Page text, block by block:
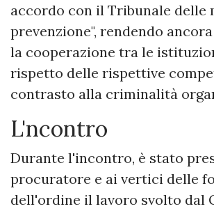
accordo con il Tribunale delle
prevenzione", rendendo
la cooperazione tra le
rispetto delle rispettive
contrasto alla criminalità
L'ncontro
Durante l'incontro, è stato
procuratore e ai vertici delle
dell'ordine il lavoro svolto dal